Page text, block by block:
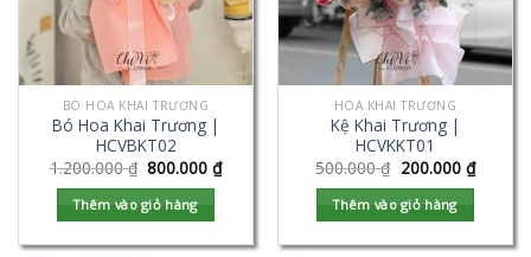
BÓ HOA KHAI TRƯƠNG
Bó Hoa Khai Trương |
HCVBKT02
1.200.000₫ 800.000₫
Thêm vào giỏ hàng
HOA KHAI TRƯƠNG
Kệ Khai Trương |
HCVKKT01
500.000₫ 200.000 ₫
Thêm vào giỏ hàng